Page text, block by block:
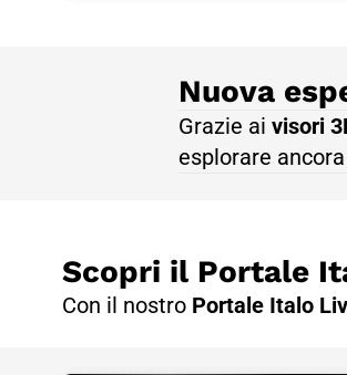
Nuova
Grazie ai visori
esplorare
Scopri il Portale
Con il nostro Portale Italo